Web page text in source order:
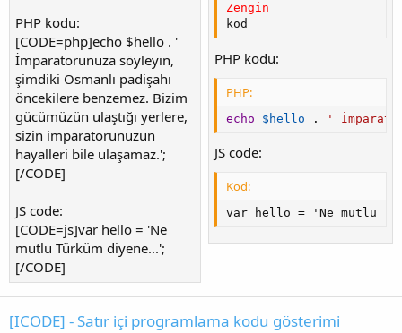
PHP kodu:
[CODE=php]echo $hello . '
İmparatorunuza söyleyin,
şimdiki Osmanlı padişahı
öncekilere benzemez. Bizim
gücümüzün ulaştığı yerlere,
sizin imparatorunuzun
hayalleri bile ulaşamaz.';
[/CODE]
JS code:
[CODE=js]var hello = 'Ne
mutlu Türküm diyene...';
[/CODE]
Zengin
kod
PHP kodu:
PHP:
echo $hello . '
JS code:
Kod:
var hello = 'Ne mutlu
[ICODE] - Satır içi programlama kodu gösterimi